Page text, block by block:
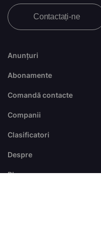
Anunțuri
Abonamente
Comandă contacte
Companii
Clasificatori
Despre
Blog
Contactați-ne